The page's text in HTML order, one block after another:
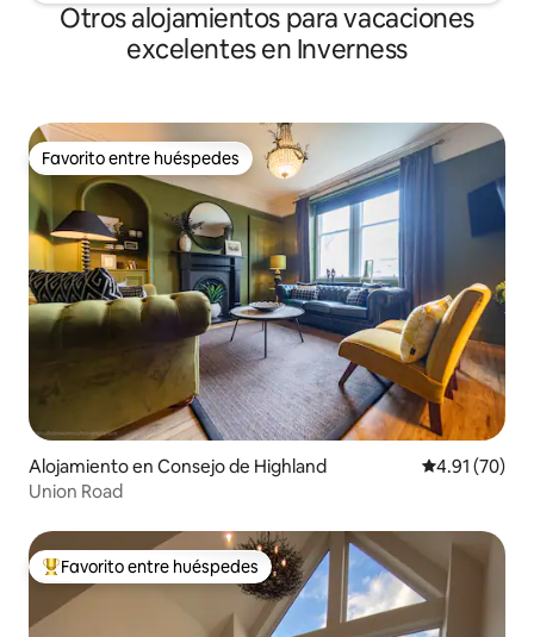
Otros alojamientos para vacaciones
excelentes en Inverness
Favorito entre huéspedes
Favorito entre huéspedes
Alojamiento en Consejo de Highland Calificación
4.91 (70)
Union Road
Favorito entre huéspedes preferido
Favorito entre huéspedes